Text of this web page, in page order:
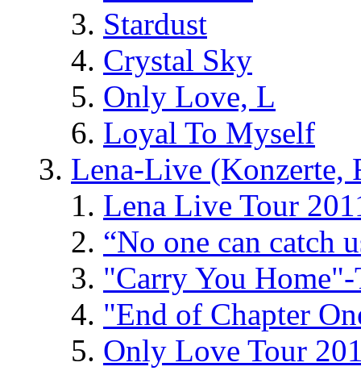
Stardust
Crystal Sky
Only Love, L
Loyal To Myself
Lena-Live (Konzerte,
Lena Live Tour
“No one can catch
"Carry You
"End of Chapter
Only Love Tour